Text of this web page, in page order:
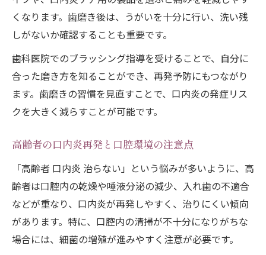
くなります。歯磨き後は、うがいを十分に行い、洗い残
しがないか確認することも重要です。
歯科医院でのブラッシング指導を受けることで、自分に
合った磨き方を知ることができ、再発予防にもつながり
ます。歯磨きの習慣を見直すことで、口内炎の発症リス
クを大きく減らすことが可能です。
高齢者の口内炎再発と口腔環境の注意点
「高齢者 口内炎 治らない」という悩みが多いように、高
齢者は口腔内の乾燥や唾液分泌の減少、入れ歯の不適合
などが重なり、口内炎が再発しやすく、治りにくい傾向
があります。特に、口腔内の清掃が不十分になりがちな
場合には、細菌の増殖が進みやすく注意が必要です。